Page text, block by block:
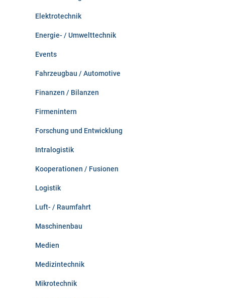
Elektrotechnik
Energie- / Umwelttechnik
Events
Fahrzeugbau / Automotive
Finanzen / Bilanzen
Firmenintern
Forschung und Entwicklung
Intralogistik
Kooperationen / Fusionen
Logistik
Luft- / Raumfahrt
Maschinenbau
Medien
Medizintechnik
Mikrotechnik